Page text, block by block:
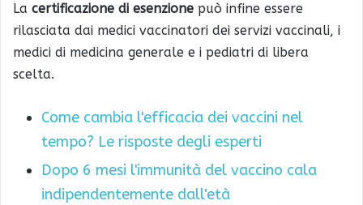
La certificazione di esenzione può infine essere
rilasciata dai medici vaccinatori dei servizi vaccinali, i
medici di medicina generale e i pediatri di libera
scelta.
Come cambia l'efficacia dei vaccini nel
tempo? Le risposte degli esperti
Dopo 6 mesi l'immunità del vaccino cala
indipendentemente dall'età